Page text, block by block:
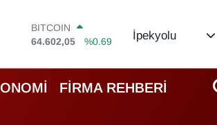
BITCOIN
64.602,05
%0.69
47,6006
%0.06
EURO
55,0250
%0.02
İpekyolu
FİRMA REHBERİ